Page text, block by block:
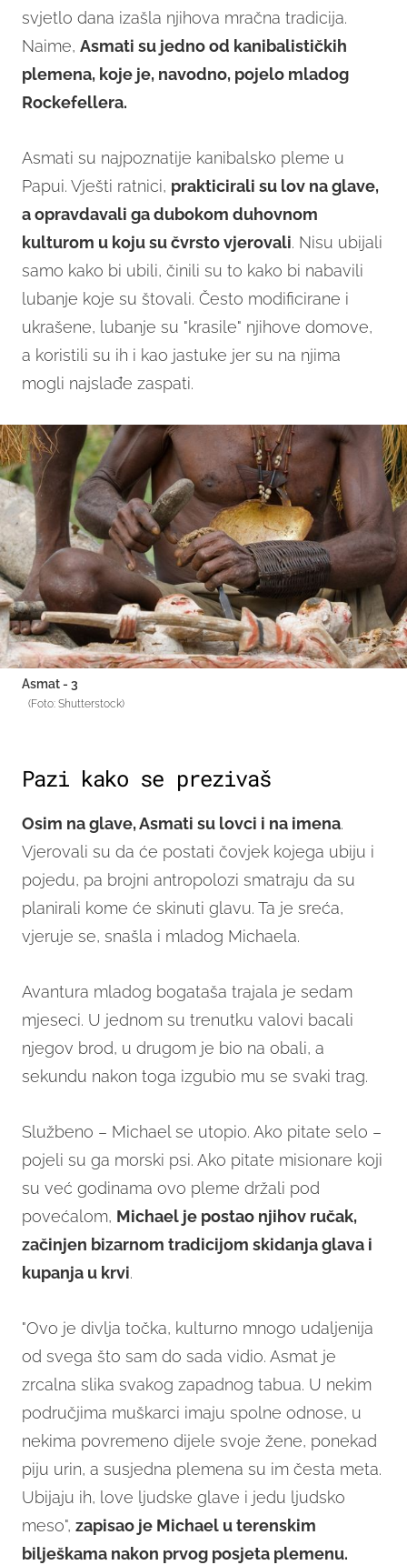
svjetlo dana izašla njihova mračna tradicija.
Naime, Asmati su jedno od kanibalističkih
plemena, koje je, navodno, pojelo mladog
Rockefellera.
Asmati su najpoznatije kanibalsko pleme u
Papui. Vješti ratnici, prakticirali su lov na glave,
a opravdavali ga dubokom duhovnom
kulturom u koju su čvrsto vjerovali. Nisu ubijali
samo kako bi ubili, činili su to kako bi nabavili
lubanje koje su štovali. Često modificirane i
ukrašene, lubanje su "krasile" njihove domove,
a koristili su ih i kao jastuke jer su na njima
mogli najslađe zaspati.
Asmat - 3
(Foto: Shutterstock)
Pazi kako se prezivaš
Osim na glave, Asmati su lovci i na imena.
Vjerovali su da će postati čovjek kojega ubiju i
pojedu, pa brojni antropolozi smatraju da su
planirali kome će skinuti glavu. Ta je sreća,
vjeruje se, snašla i mladog Michaela.
Avantura mladog bogataša trajala je sedam
mjeseci. U jednom su trenutku valovi bacali
njegov brod, u drugom je bio na obali, a
sekundu nakon toga izgubio mu se svaki trag.
Službeno – Michael se utopio. Ako pitate selo –
pojeli su ga morski psi. Ako pitate misionare koji
su već godinama ovo pleme držali pod
povećalom, Michael je postao njihov ručak,
začinjen bizarnom tradicijom skidanja glava i
kupanja u krvi.
"Ovo je divlja točka, kulturno mnogo udaljenija
od svega što sam do sada vidio. Asmat je
zrcalna slika svakog zapadnog tabua. U nekim
područjima muškarci imaju spolne odnose, u
nekima povremeno dijele svoje žene, ponekad
piju urin, a susjedna plemena su im česta meta.
Ubijaju ih, love ljudske glave i jedu ljudsko
meso", zapisao je Michael u terenskim
bilješkama nakon prvog posjeta plemenu.